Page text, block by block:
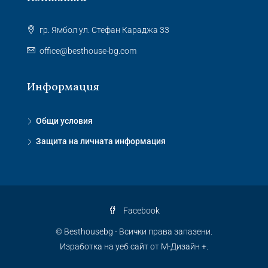
гр. Ямбол ул. Стефан Караджа 33
office@besthouse-bg.com
Информация
Общи условия
Защита на личната информация
Facebook
© Besthousebg - Всички права запазени.
Изработка на уеб сайт от М-Дизайн +.